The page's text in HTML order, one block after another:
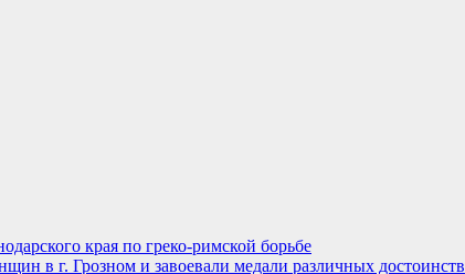
края по греко-римской борьбе
в г. Грозном и завоевали медали различных достоинств